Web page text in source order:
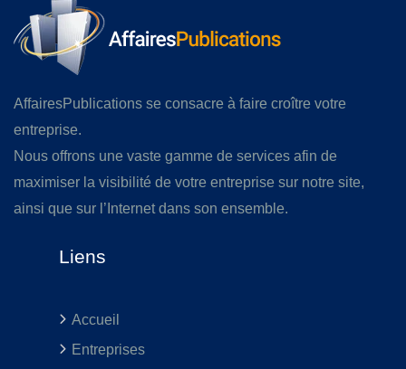
AffairesPublications se consacre à faire croître votre
entreprise.
Nous offrons une vaste gamme de services afin de
maximiser la visibilité de votre entreprise sur notre site,
ainsi que sur l’Internet dans son ensemble.
Liens
Accueil
Entreprises